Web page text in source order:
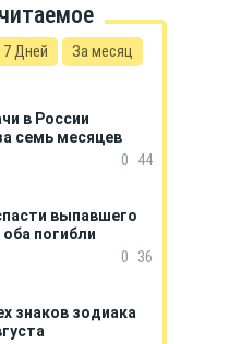
7 Дней За месяц
в России
семь месяцев
0
44
выпавшего
погибли
0
36
знаков зодиака